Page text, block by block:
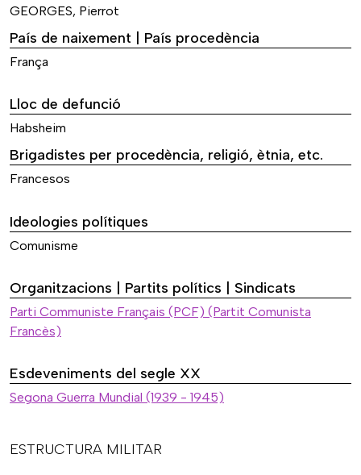
GEORGES, Pierrot
País de naixement | País procedència
França
Lloc de defunció
Habsheim
Brigadistes per procedència, religió, ètnia, etc.
Francesos
Ideologies polítiques
Comunisme
Organitzacions | Partits polítics | Sindicats
Parti Communiste Français (PCF) (Partit Comunista
Francès)
Esdeveniments del segle XX
Segona Guerra Mundial (1939 - 1945)
ESTRUCTURA MILITAR